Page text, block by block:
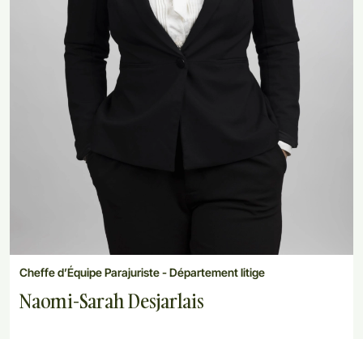
Cheffe d’Équipe Parajuriste - Département litige
Naomi-Sarah Desjarlais